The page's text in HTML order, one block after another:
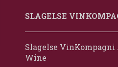
SLAGELSE
Slagelse
Wine